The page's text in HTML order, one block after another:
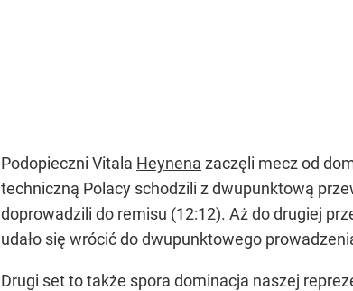
Podopieczni Vitala Heynena zaczęli mecz od
techniczną Polacy schodzili z dwupunktową
doprowadzili do remisu (12:12). Aż do drugiej
udało się wrócić do dwupunktowego
Drugi set to także spora dominacja naszej